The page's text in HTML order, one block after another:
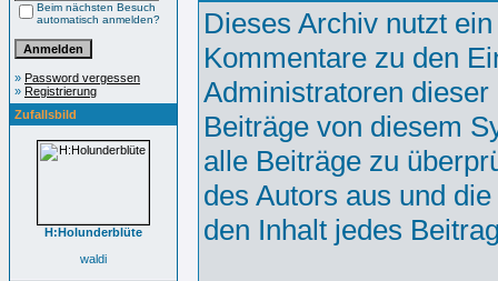
Beim nächsten Besuch
automatisch anmelden?
» Password vergessen
» Registrierung
Zufallsbild
H:Holunderblüte
waldi
Dieses Archiv nutzt
Kommentare zu den
Administratoren
Beiträge von diesem
alle Beiträge zu
des Autors aus und
den Inhalt jedes